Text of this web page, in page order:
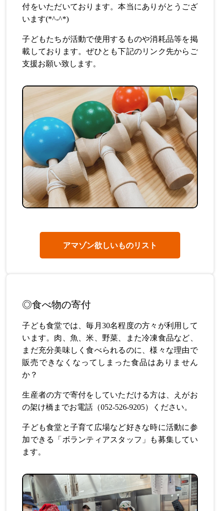
付をいただいております。本当にありがとうござ
います(*^-^*)
子どもたちが活動で使用するものや消耗品等を掲
載しております。ぜひとも下記のリンク先からご
支援お願い致します。
アマゾン欲しいものリスト
◎食べ物の寄付
子ども食堂では、毎月30名程度の方々が利用して
います。肉、魚、米、野菜、また冷凍食品など、
まだ充分美味しく食べられるのに、様々な理由で
販売できなくなってしまった食品はありません
か？
生産者の方で寄付をしていただける方は、えがお
の架け橋までお電話（052-526-9205）ください。
子ども食堂と子育て広場など好きな時に活動に参
加できる「ボランティアスタッフ」も募集してい
ます。